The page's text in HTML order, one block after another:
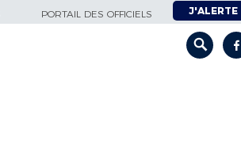
PORTAIL DES OFFICIELS J'ALERTE